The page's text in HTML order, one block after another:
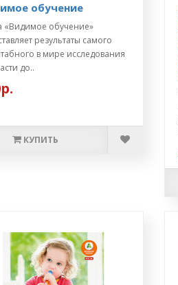
обучение
«Видимое обучение»
результаты самого
в мире исследования
до..
КУПИТЬ